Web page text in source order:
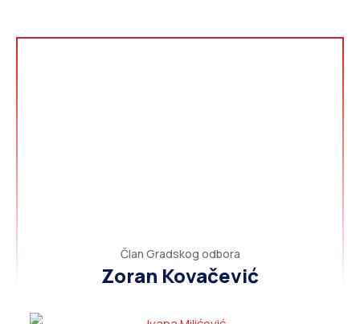
Član Gradskog odbora
Zoran Kovačević